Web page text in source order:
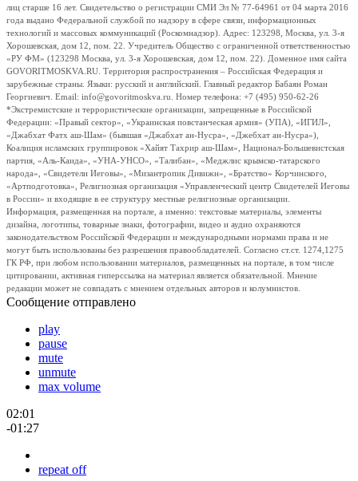
лиц старше 16 лет. Свидетельство о регистрации СМИ Эл № 77-64961 от 04 марта 2016
года выдано Федеральной службой по надзору в сфере связи, информационных
технологий и массовых коммуникаций (Роскомнадзор). Адрес: 123298, Москва, ул. 3-я
Хорошевская, дом 12, пом. 22. Учредитель Общество с ограниченной ответственностью
«РУ ФМ» (123298 Москва, ул. 3-я Хорошевская, дом 12, пом. 22). Доменное имя сайта
GOVORITMOSKVA.RU. Территория распространения – Российская Федерация и
зарубежные страны. Языки: русский и английский. Главный редактор Бабаян Роман
Георгиевич. Email: info@govoritmoskva.ru. Номер телефона: +7 (495) 950-62-26
*Экстремистские и террористические организации, запрещенные в Российской
Федерации: «Правый сектор», «Украинская повстанческая армия» (УПА), «ИГИЛ»,
«Джабхат Фатх аш-Шам» (бывшая «Джабхат ан-Нусра», «Джебхат ан-Нусра»),
Коалиция исламских группировок «Хайят Тахрир аш-Шам», Национал-Большевистская
партия, «Аль-Каида», «УНА-УНСО», «Талибан», «Меджлис крымско-татарского
народа», «Свидетели Иеговы», «Мизантропик Дивижн», «Братство» Корчинского,
«Артподготовка», Религиозная организация «Управленческий центр Свидетелей Иеговы
в России» и входящие в ее структуру местные религиозные организации.
Информация, размещенная на портале, а именно: текстовые материалы, элементы
дизайна, логотипы, товарные знаки, фотографии, видео и аудио охраняются
законодательством Российской Федерации и международными нормами права и не
могут быть использованы без разрешения правообладателей. Согласно ст.ст. 1274,1275
ГК РФ, при любом использовании материалов, размещенных на портале, в том числе
цитировании, активная гиперссылка на материал является обязательной. Мнение
редакции может не совпадать с мнением отдельных авторов и колумнистов.
Сообщение отправлено
play
pause
mute
unmute
max volume
02:01
-01:27
repeat off